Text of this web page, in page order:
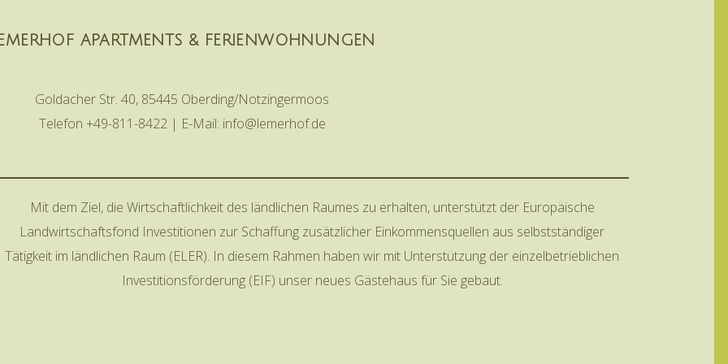
APARTMENTS & FERIENWOHNUNGEN
Goldacher Str. 40, 85445 Oberding/Notzingermoos
Telefon +49-811-8422 | E-Mail: info@lemerhof.de
Mit dem Ziel, die Wirtschaftlichkeit des ländlichen Raumes zu erhalten, unterstützt der Europäische
Landwirtschaftsfond Investitionen zur Schaffung zusätzlicher Einkommensquellen aus selbstständiger
Tätigkeit im ländlichen Raum (ELER). In diesem Rahmen haben wir mit Unterstützung der einzelbetrieblichen
Investitionsförderung (EIF) unser neues Gästehaus für Sie gebaut.